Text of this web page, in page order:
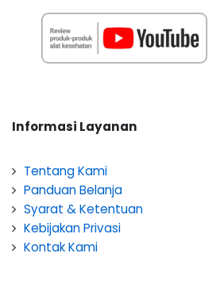
Informasi Layanan
Tentang Kami
Panduan Belanja
Syarat & Ketentuan
Kebijakan Privasi
Kontak Kami